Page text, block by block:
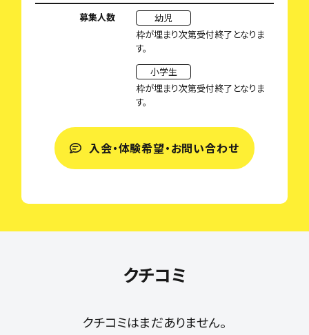
募集人数
幼児
枠が埋まり次第受付終了となりま
す。
小学生
枠が埋まり次第受付終了となりま
す。
入会・体験希望・お問い合わせ
クチコミ
クチコミはまだありません。